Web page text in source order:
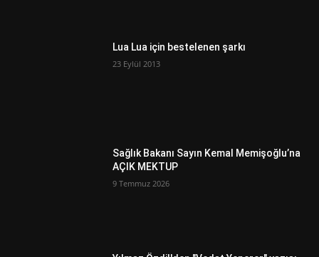
Lua Lua için bestelenen şarkı
23 Eylül 2013
Sağlık Bakanı Sayın Kemal Memişoğlu’na
AÇIK MEKTUP
9 Temmuz 2026